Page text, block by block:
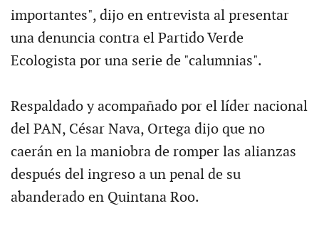
importantes", dijo en entrevista al presentar
una denuncia contra el Partido Verde
Ecologista por una serie de "calumnias".
Respaldado y acompañado por el líder nacional
del PAN, César Nava, Ortega dijo que no
caerán en la maniobra de romper las alianzas
después del ingreso a un penal de su
abanderado en Quintana Roo.